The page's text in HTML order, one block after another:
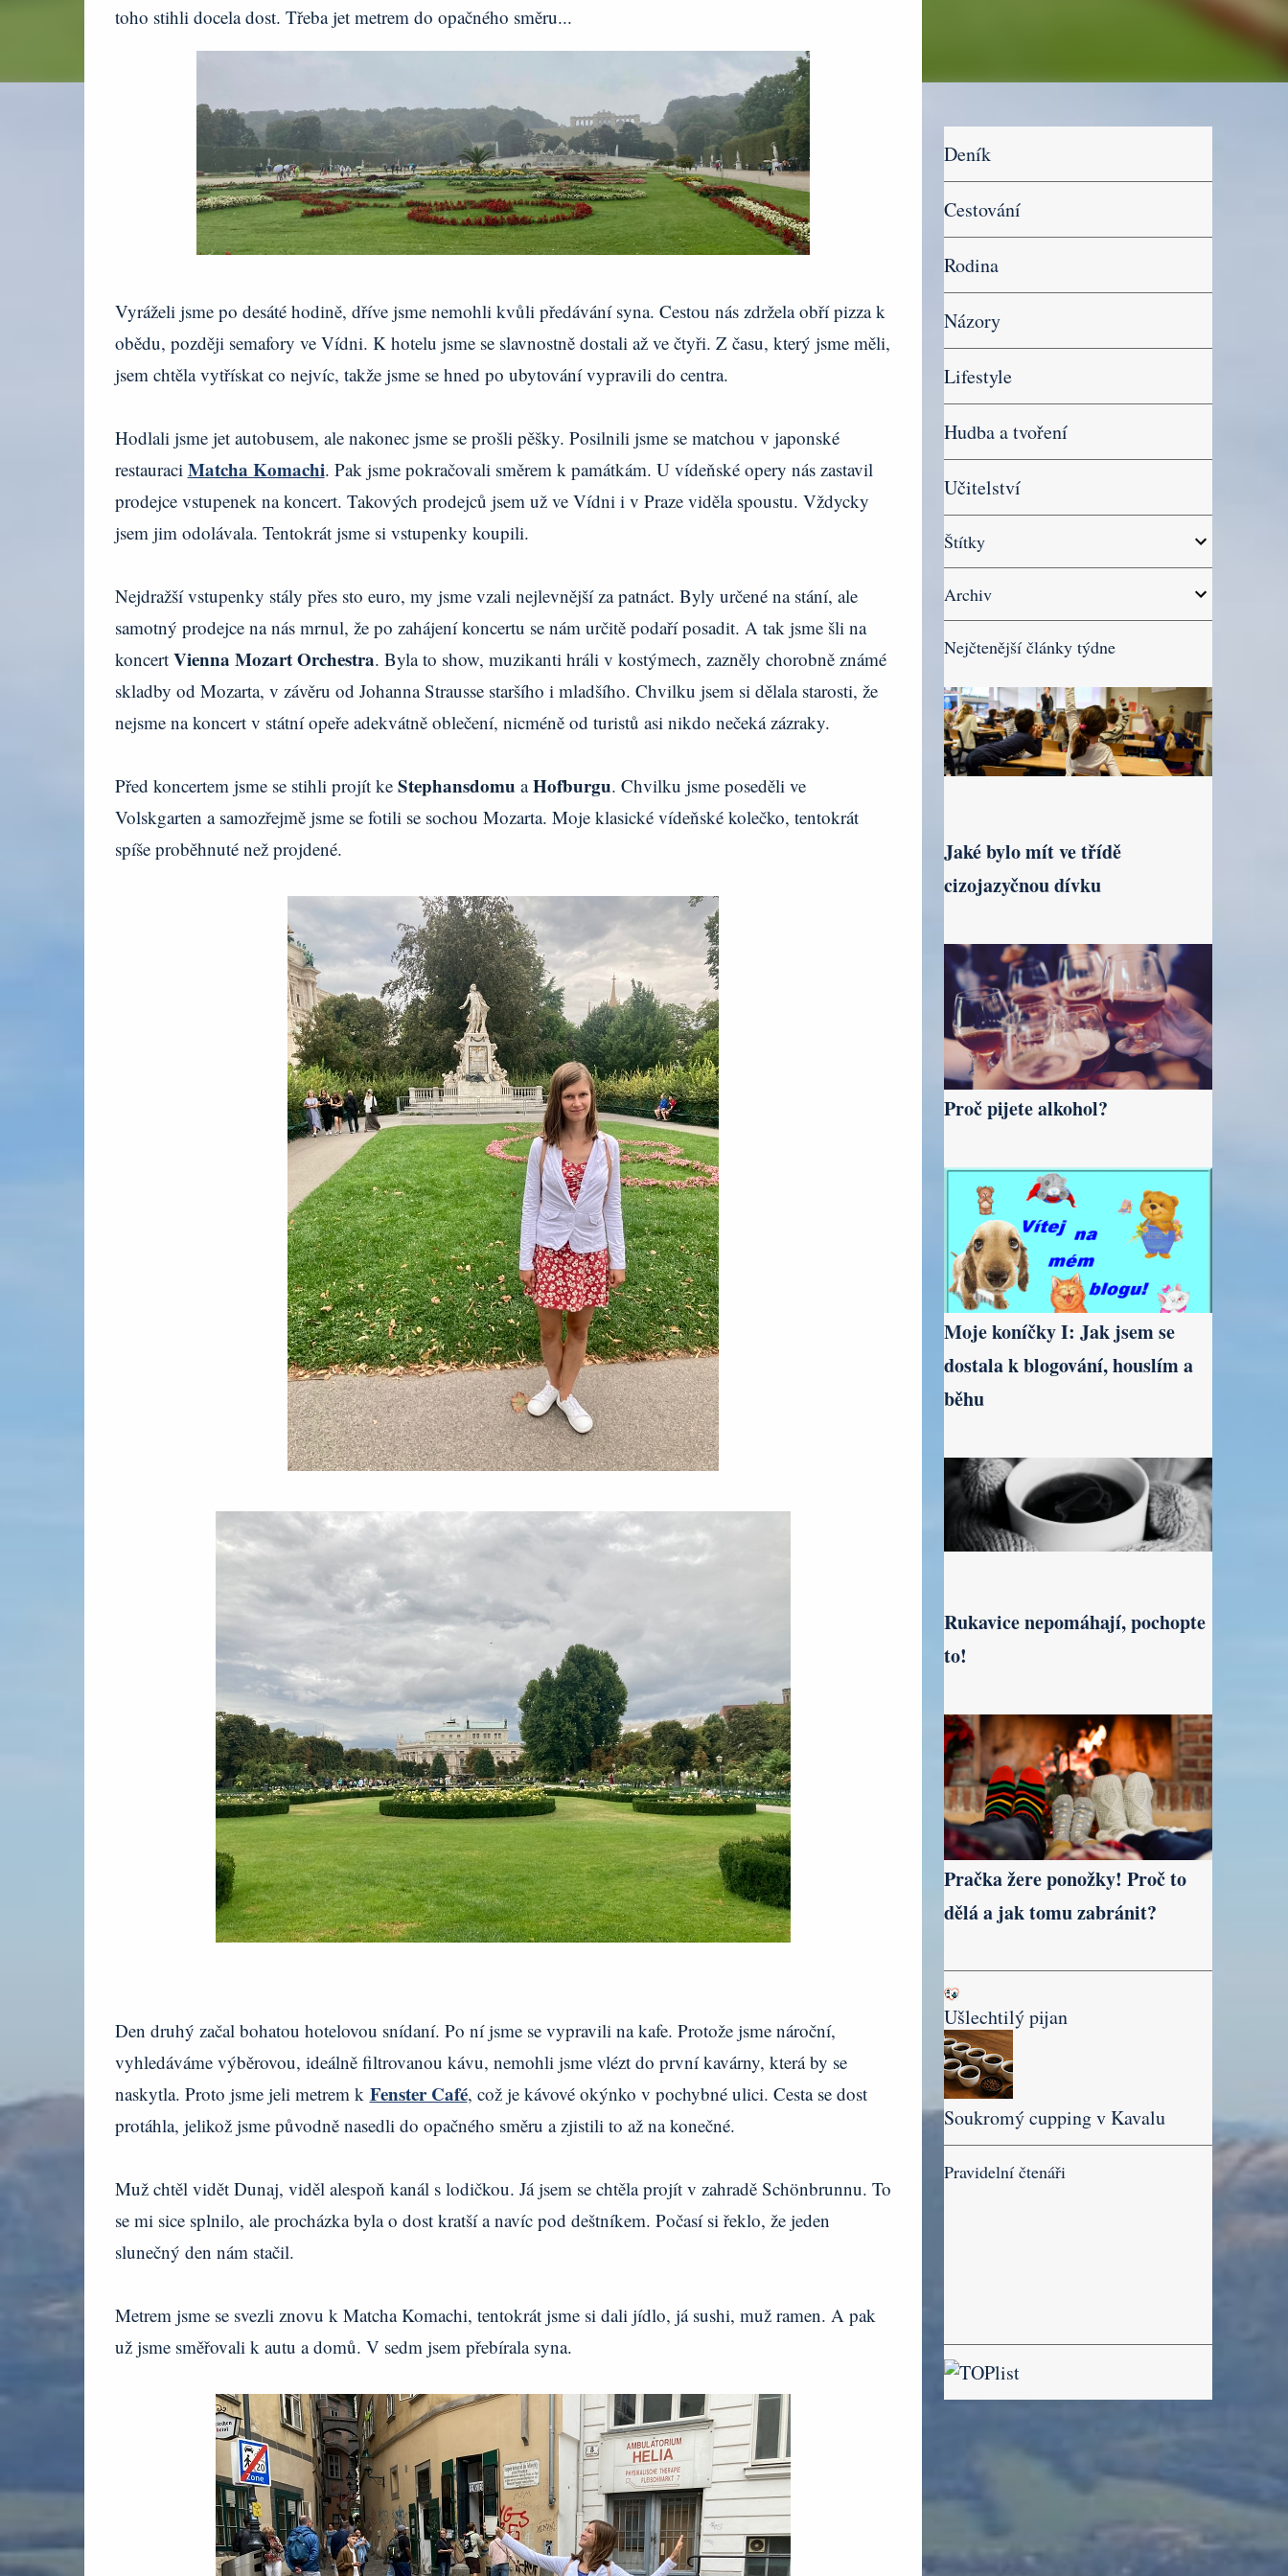
toho stihli docela dost. Třeba jet metrem do opačného směru...
Vyráželi jsme po desáté hodině, dříve jsme nemohli kvůli předávání syna. Cestou nás zdržela obří pizza k
obědu, později semafory ve Vídni. K hotelu jsme se slavnostně dostali až ve čtyři. Z času, který jsme měli,
jsem chtěla vytřískat co nejvíc, takže jsme se hned po ubytování vypravili do centra.
Hodlali jsme jet autobusem, ale nakonec jsme se prošli pěšky. Posilnili jsme se matchou v japonské
restauraci Matcha Komachi. Pak jsme pokračovali směrem k památkám. U vídeňské opery nás zastavil
prodejce vstupenek na koncert. Takových prodejců jsem už ve Vídni i v Praze viděla spoustu. Vždycky
jsem jim odolávala. Tentokrát jsme si vstupenky koupili.
Nejdražší vstupenky stály přes sto euro, my jsme vzali nejlevnější za patnáct. Byly určené na stání, ale
samotný prodejce na nás mrnul, že po zahájení koncertu se nám určitě podaří posadit. A tak jsme šli na
koncert Vienna Mozart Orchestra. Byla to show, muzikanti hráli v kostýmech, zazněly chorobně známé
skladby od Mozarta, v závěru od Johanna Strausse staršího i mladšího. Chvilku jsem si dělala starosti, že
nejsme na koncert v státní opeře adekvátně oblečení, nicméně od turistů asi nikdo nečeká zázraky.
Před koncertem jsme se stihli projít keStephansdomu aHofburgu. Chvilku jsme poseděli ve
Volskgarten a samozřejmě jsme se fotili se sochou Mozarta. Moje klasické vídeňské kolečko, tentokrát
spíše proběhnuté než projdené.
Den druhý začal bohatou hotelovou snídaní. Po ní jsme se vypravili na kafe. Protože jsme nároční,
vyhledáváme výběrovou, ideálně filtrovanou kávu, nemohli jsme vlézt do první kavárny, která by se
naskytla. Proto jsme jeli metrem k Fenster Café, což je kávové okýnko v pochybné ulici. Cesta se dost
protáhla, jelikož jsme původně nasedli do opačného směru a zjistili to až na konečné.
Muž chtěl vidět Dunaj, viděl alespoň kanál s lodičkou. Já jsem se chtěla projít v zahradě Schönbrunnu. To
se mi sice splnilo, ale procházka byla o dost kratší a navíc pod deštníkem. Počasí si řeklo, že jeden
slunečný den nám stačil.
Metrem jsme se svezli znovu k Matcha Komachi, tentokrát jsme si dali jídlo, já sushi, muž ramen. A pak
už jsme směřovali k autu a domů. V sedm jsem přebírala syna.
Deník
Cestování
Rodina
Názory
Lifestyle
Hudba a tvoření
Učitelství
Štítky
Archiv
Nejčtenější články týdne
Jaké bylo mít ve třídě
cizojazyčnou dívku
Proč pijete alkohol?
Moje koníčky I: Jak jsem se
dostala k blogování, houslím a
běhu
Rukavice nepomáhají, pochopte
to!
Pračka žere ponožky! Proč to
dělá a jak tomu zabránit?
Ušlechtilý pijan
Soukromý cupping v Kavalu
Pravidelní čtenáři